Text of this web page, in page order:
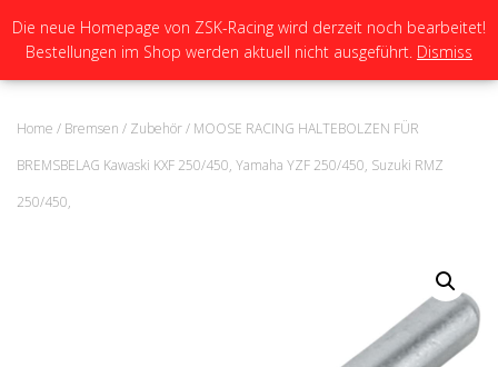
N
A
M
S
C
H
Home / Bremsen / Zubehör/ MOOSE RACING HALTEBOLZEN FÜR
BREMSBELAG Kawaski KXF 250/450, Yamaha YZF 250/450, Suzuki RMZ
250/450,
Die neue Homepage von ZSK-Racing wird derzeit noch bearbeitet!
Bestellungen im Shop werden aktuell nicht ausgeführt. Dismiss